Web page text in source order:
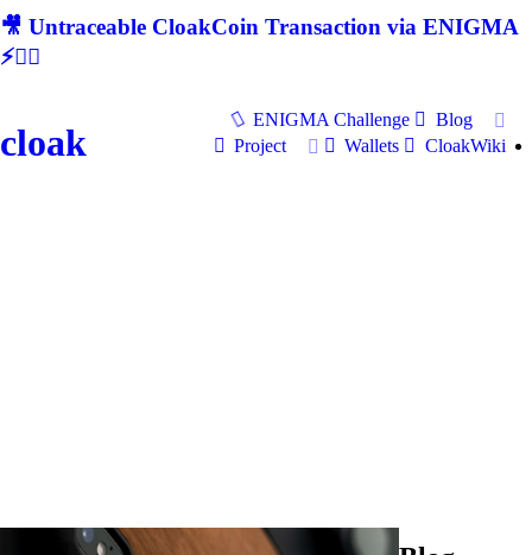
🎥 Untraceable CloakCoin Transaction via ENIGMA
⚡🕵‍♂
cloak
ENIGMA Challenge
Blog
Project
Wallets CloakWiki